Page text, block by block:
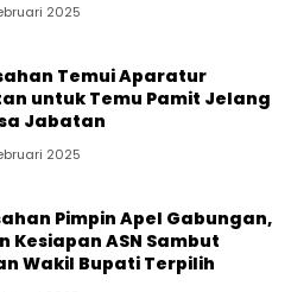
2025
Temui Aparatur
untuk Temu Pamit Jelang
Jabatan
2025
Pimpin Apel Gabungan,
Kesiapan ASN Sambut
Wakil Bupati Terpilih